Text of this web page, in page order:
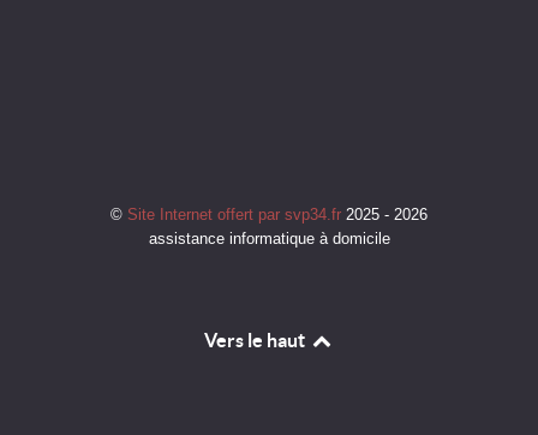
© Site Internet offert par svp34.fr 2025 - 2026
assistance informatique à domicile
Vers le haut